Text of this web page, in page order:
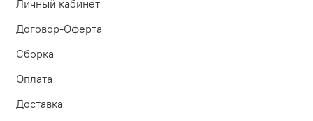
Личный кабинет
Договор-Оферта
Сборка
Оплата
Доставка